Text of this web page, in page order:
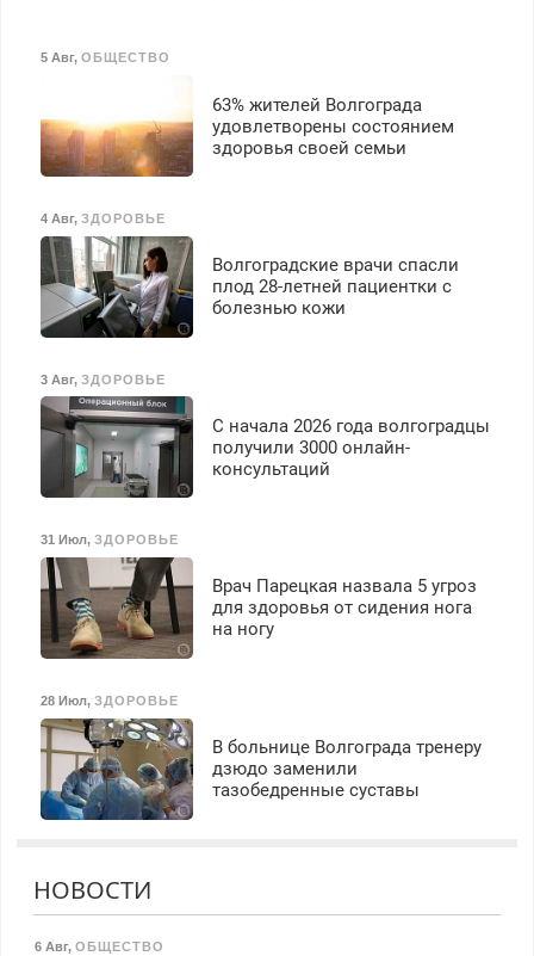
5 Авг, ОБЩЕСТВО
63% жителей Волгограда
удовлетворены состоянием
здоровья своей семьи
4 Авг, ЗДОРОВЬЕ
Волгоградские врачи спасли
плод 28-летней пациентки с
болезнью кожи
3 Авг, ЗДОРОВЬЕ
С начала 2026 года волгоградцы
получили 3000 онлайн-
консультаций
31 Июл, ЗДОРОВЬЕ
Врач Парецкая назвала 5 угроз
для здоровья от сидения нога
на ногу
28 Июл, ЗДОРОВЬЕ
В больнице Волгограда тренеру
дзюдо заменили
тазобедренные суставы
НОВОСТИ
6 Авг, ОБЩЕСТВО